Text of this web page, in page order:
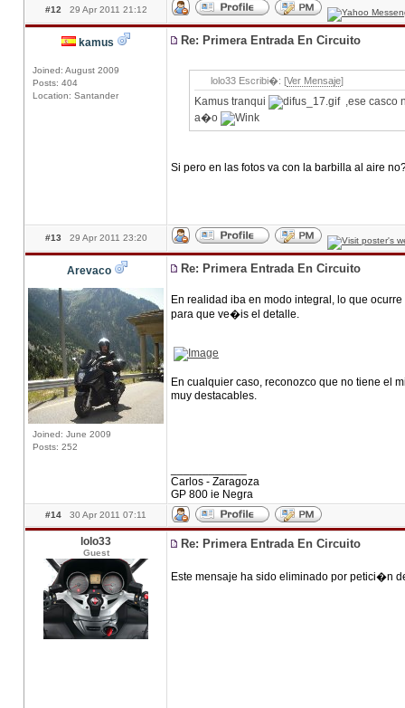
#12 29 Apr 2011 21:12
kamus
Joined: August 2009
Posts: 404
Location: Santander
Re: Primera Entrada En Circuito
lolo33 Escribi�: [Ver Mensaje]
Kamus tranqui
,ese casco
a�o
Si pero en las fotos va con la barbilla al aire
#13 29 Apr 2011 23:20
Arevaco
Joined: June 2009
Posts: 252
Re: Primera Entrada En Circuito
En realidad iba en modo integral, lo que
para que ve�is el detalle.
En cualquier caso, reconozco que no tiene el
muy destacables.
Carlos - Zaragoza
GP 800 ie Negra
#14 30 Apr 2011 07:11
lolo33
Guest
Re: Primera Entrada En Circuito
Este mensaje ha sido eliminado por petici�n